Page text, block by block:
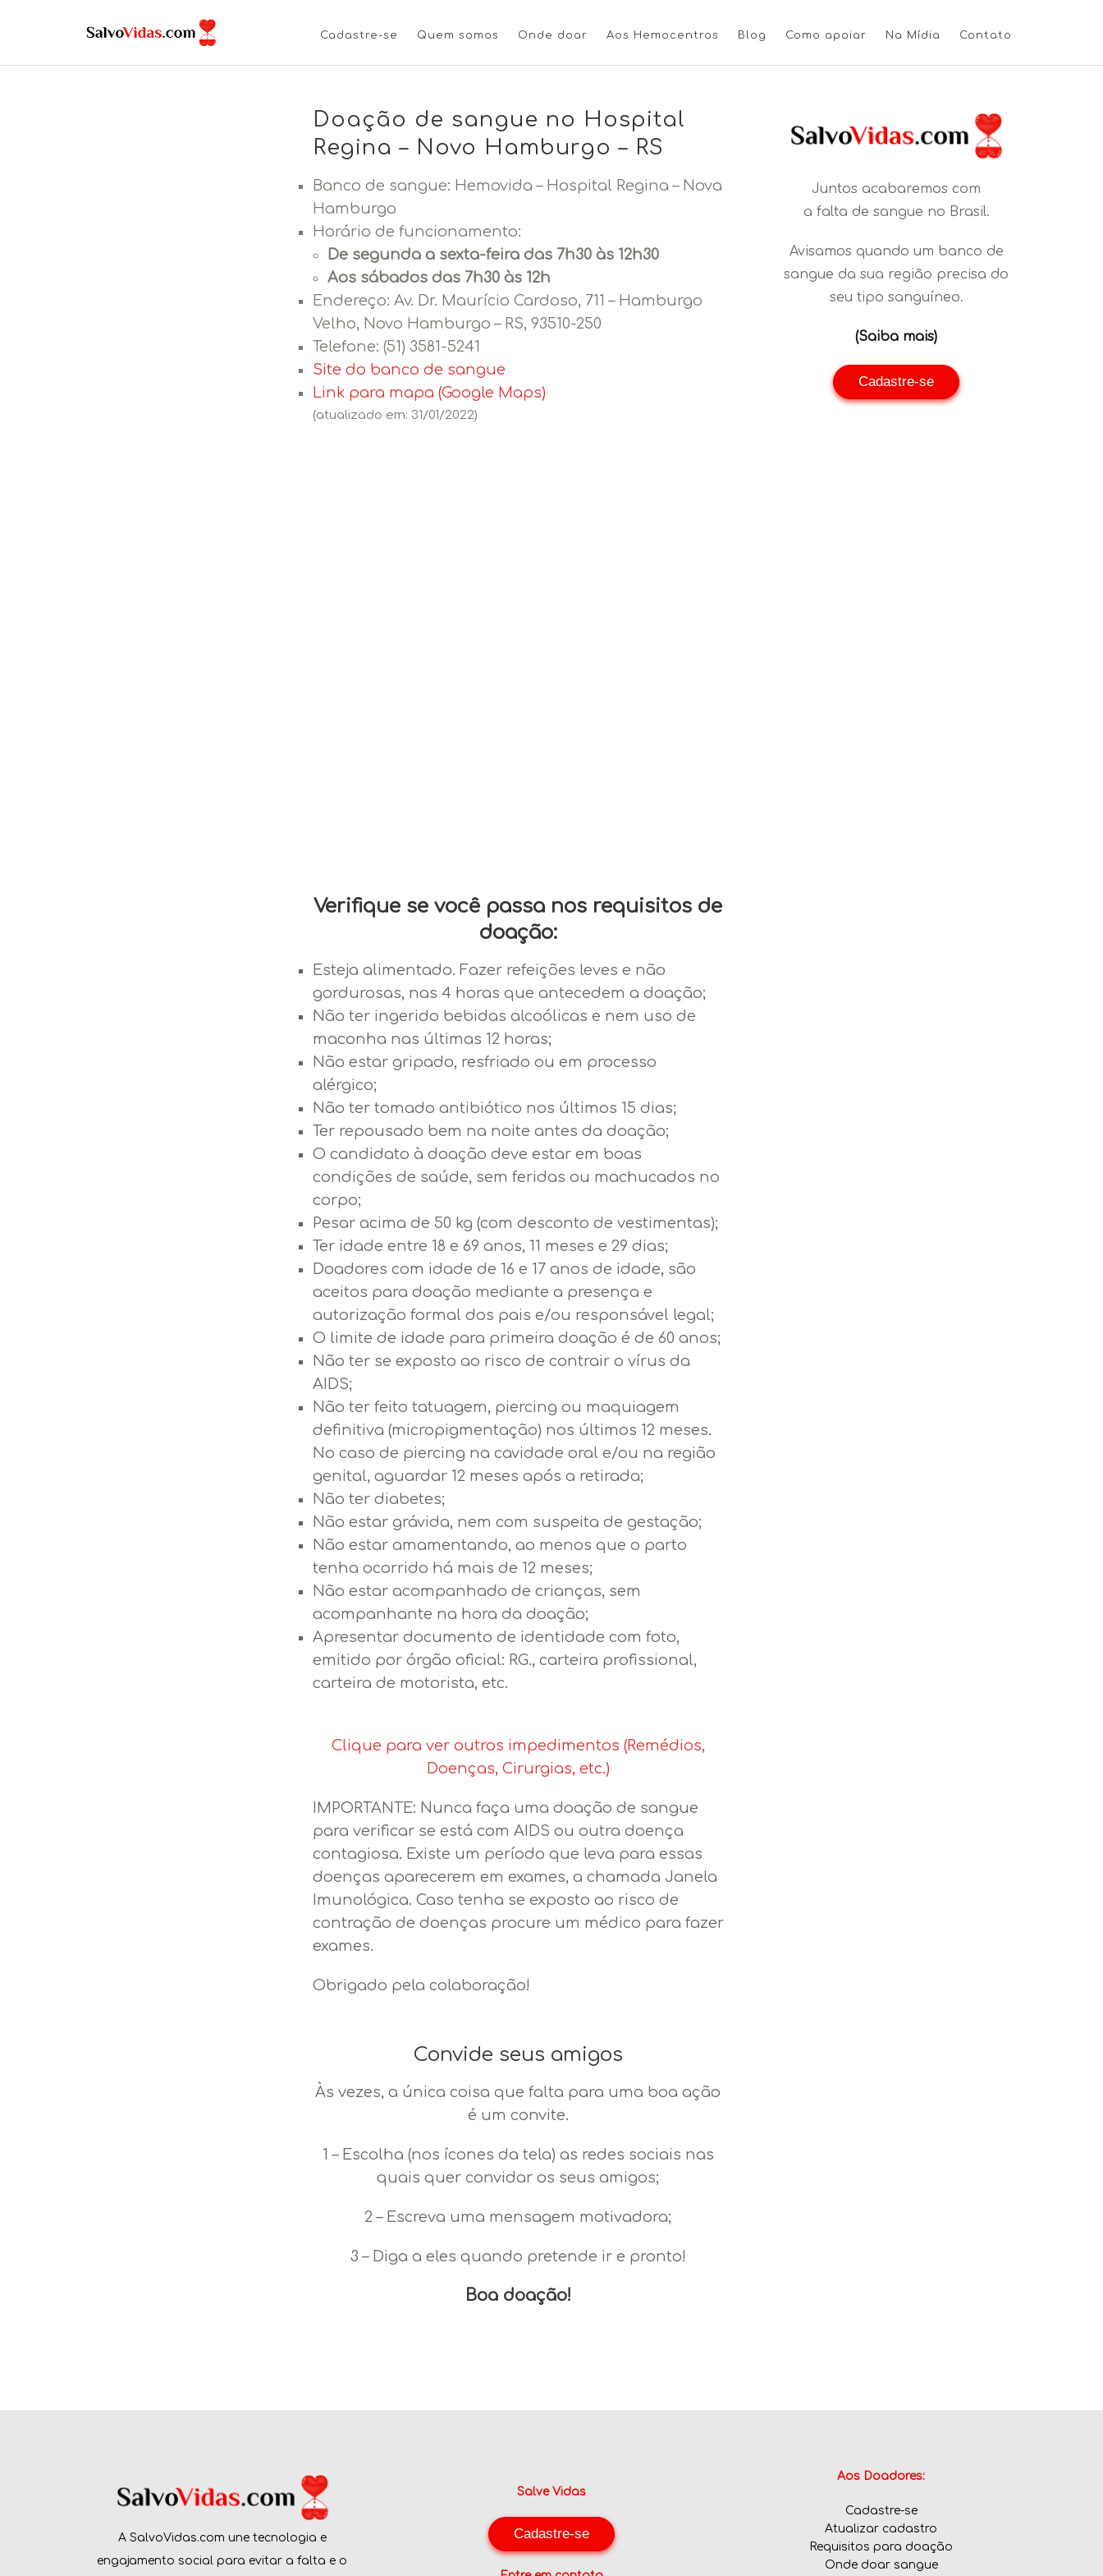
Cadastre-se Quem somos Onde doar Aos Hemocentros Blog Como apoiar Na Mídia Contato
Doação de sangue no Hospital
Regina – Novo Hamburgo – RS
Banco de sangue: Hemovida – Hospital Regina – Nova
Hamburgo
Horário de funcionamento:
De segunda a sexta-feira das 7h30 às 12h30
Aos sábados das 7h30 às 12h
Endereço: Av. Dr. Maurício Cardoso, 711 – Hamburgo
Velho, Novo Hamburgo – RS, 93510-250
Telefone: (51) 3581-5241
Site do banco de sangue
Link para mapa (Google Maps)
(atualizado em: 31/01/2022)
Verifique se você passa nos requisitos de
doação:
Esteja alimentado. Fazer refeições leves e não
gordurosas, nas 4 horas que antecedem a doação;
Não ter ingerido bebidas alcoólicas e nem uso de
maconha nas últimas 12 horas;
Não estar gripado, resfriado ou em processo
alérgico;
Não ter tomado antibiótico nos últimos 15 dias;
Ter repousado bem na noite antes da doação;
O candidato à doação deve estar em boas
condições de saúde, sem feridas ou machucados no
corpo;
Pesar acima de 50 kg (com desconto de vestimentas);
Ter idade entre 18 e 69 anos, 11 meses e 29 dias;
Doadores com idade de 16 e 17 anos de idade, são
aceitos para doação mediante a presença e
autorização formal dos pais e/ou responsável legal;
O limite de idade para primeira doação é de 60 anos;
Não ter se exposto ao risco de contrair o vírus da
AIDS;
Não ter feito tatuagem, piercing ou maquiagem
definitiva (micropigmentação) nos últimos 12 meses.
No caso de piercing na cavidade oral e/ou na região
genital, aguardar 12 meses após a retirada;
Não ter diabetes;
Não estar grávida, nem com suspeita de gestação;
Não estar amamentando, ao menos que o parto
tenha ocorrido há mais de 12 meses;
Não estar acompanhado de crianças, sem
acompanhante na hora da doação;
Apresentar documento de identidade com foto,
emitido por órgão oficial: RG., carteira profissional,
carteira de motorista, etc.
Clique para ver outros impedimentos (Remédios,
Doenças, Cirurgias, etc.)
IMPORTANTE: Nunca faça uma doação de sangue
para verificar se está com AIDS ou outra doença
contagiosa. Existe um período que leva para essas
doenças aparecerem em exames, a chamada Janela
Imunológica. Caso tenha se exposto ao risco de
contração de doenças procure um médico para fazer
exames.
Obrigado pela colaboração!
Convide seus amigos
Às vezes, a única coisa que falta para uma boa ação
é um convite.
1 – Escolha (nos ícones da tela) as redes sociais nas
quais quer convidar os seus amigos;
2 – Escreva uma mensagem motivadora;
3 – Diga a eles quando pretende ir e pronto!
Boa doação!
Juntos acabaremos com
a falta de sangue no Brasil.
Avisamos quando um banco de
sangue da sua região precisa do
seu tipo sanguíneo.
(Saiba mais)
Cadastre-se
A SalvoVidas.com une tecnologia e
engajamento social para evitar a falta e o
Salve Vidas
Cadastre-se
Aos Doadores:
Cadastre-se
Atualizar cadastro
Requisitos para doação
Onde doar sangue